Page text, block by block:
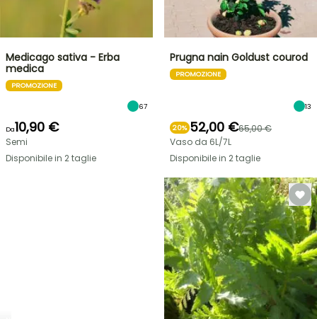
Medicago sativa - Erba
medica
PROMOZIONE
67
Da10,90 €
Semi
Disponibile in 2 taglie
Prugna nain Goldust courod
PROMOZIONE
13
20% 52,00 €65,00 €
Vaso da 6L/7L
Disponibile in 2 taglie